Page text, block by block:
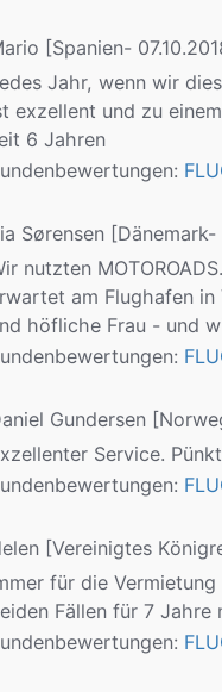
[Spanien-
Jahr, wenn wir
exzellent und zu
6 Jahren
Sørensen[Dänemark-
nutzten
am Flughafen
höfliche Frau - und
Gundersen
Service.
[Vereinigtes
für die
Fällen für 7